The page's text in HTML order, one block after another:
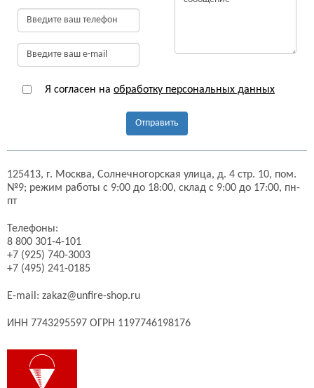
Я согласен на обработку персональных данных
Отправить
125413, г. Москва, Солнечногорская улица, д. 4 стр. 10, пом.
№9; режим работы с 9:00 до 18:00, склад с 9:00 до 17:00, пн-
пт
Телефоны:
8 800 301-4-101
+7 (925) 740-3003
+7 (495) 241-0185
E-mail: zakaz@unfire-shop.ru
ИНН 7743295597 ОГРН 1197746198176